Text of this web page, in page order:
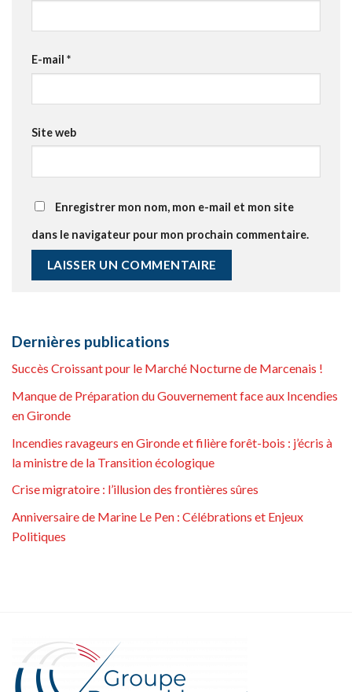
E-mail *
Site web
Enregistrer mon nom, mon e-mail et mon site
dans le navigateur pour mon prochain commentaire.
Dernières publications
Succès Croissant pour le Marché Nocturne de Marcenais !
Manque de Préparation du Gouvernement face aux Incendies
en Gironde
Incendies ravageurs en Gironde et filière forêt-bois : j’écris à
la ministre de la Transition écologique
Crise migratoire : l’illusion des frontières sûres
Anniversaire de Marine Le Pen : Célébrations et Enjeux
Politiques